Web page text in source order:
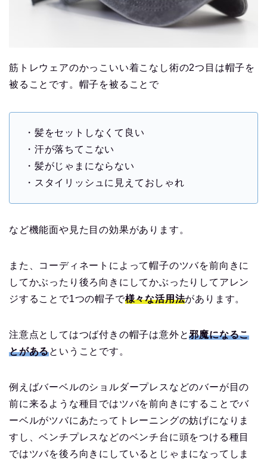
筋トレウェアのかっこいい着こなし術の2つ目は帽子を
被ることです。帽子を被ることで
・髪をセットしなくて良い
・汗が落ちてこない
・髪がじゃまにならない
・スタイリッシュに見えておしゃれ
など機能面や見た目の効果があります。
また、コーディネートによって帽子のツバを前向きに
してかぶったり後ろ向きにしてかぶったりしてアレン
ジすることで1つの帽子で様々な活用法があります。
注意点としてはつば付きの帽子は意外と邪魔になるこ
とがあるということです。
例えばバーベルのショルダープレスなどのバーが目の
前に来るような種目ではツバを前向きにすることでバ
ーベルがツバにあたってトレーニングの妨げになりま
すし、ベンチプレスなどのベンチ台に頭をつける種目
ではツバを後ろ向きにしているとじゃまになってしま